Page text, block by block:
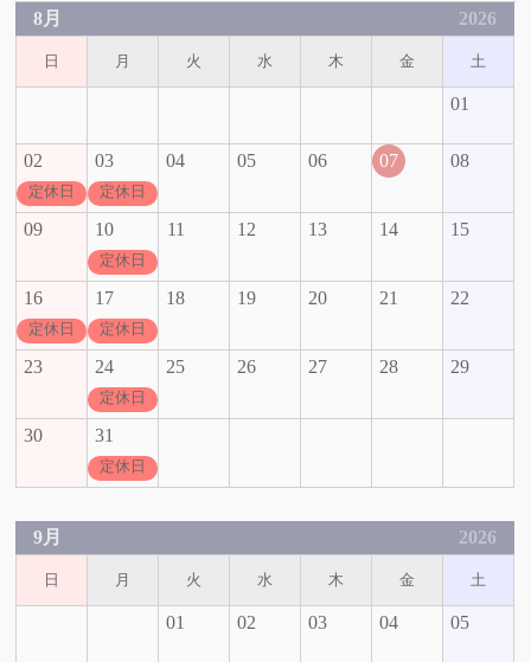
8月 2026
日 月 火 水 木 金 土
01
02
定休日
03
定休日
04 05 06 07 08
09 10
定休日
11 12 13 14 15
16
定休日
17
定休日
18 19 20 21 22
23 24
定休日
25 26 27 28 29
30 31
定休日
9月 2026
日 月 火 水 木 金 土
01 02 03 04 05